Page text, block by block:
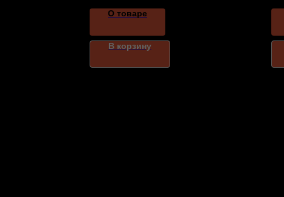
О товаре
В корзину